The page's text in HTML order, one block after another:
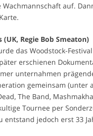
auf.
(UK, Regie Bob Smeaton)
das Woodstock-
erschienen
unternahmen
gemeinsam (unter
The Band,
Tournee per
entstand jedoch erst 33